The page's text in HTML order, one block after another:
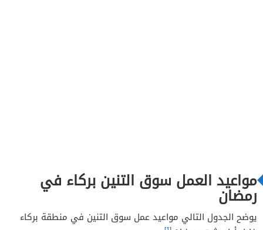
مواعيد العمل سوق التنين بركاء في
رمضان
يوضح الجدول التالي مواعيد عمل سوق التنين في منطقة بركاء